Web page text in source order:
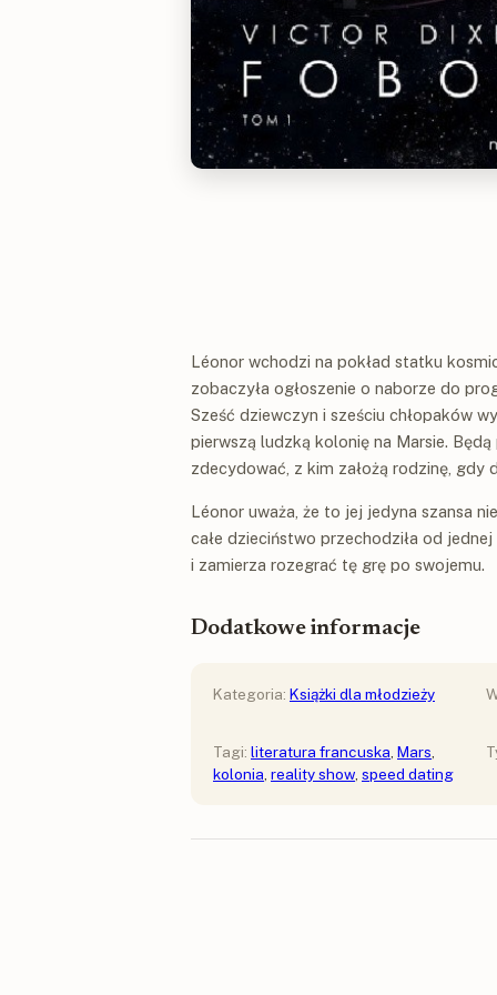
Léonor wchodzi na pokład statku
zobaczyła ogłoszenie o naborze do
Sześć dziewczyn i sześciu chłopaków
pierwszą ludzką kolonię na Marsie.
zdecydować, z kim założą rodzinę, gdy
Léonor uważa, że to jej jedyna szansa
całe dzieciństwo przechodziła od
i zamierza rozegrać tę grę po swojemu.
Dodatkowe informacje
Kategoria: Książki dla młodzieży
Tagi: literatura francuska Mars
kolonia reality show speed dating